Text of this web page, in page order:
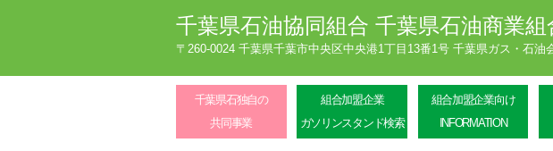
千葉県石油協同組合 千葉県石油商業組
〒260-0024 千葉県千葉市中央区中央港1丁目13番1号 千葉県ガス・石油
千葉県石独自の
共同事業
組合加盟企業
ガソリンスタンド検索
組合加盟企業向け
INFORMATION